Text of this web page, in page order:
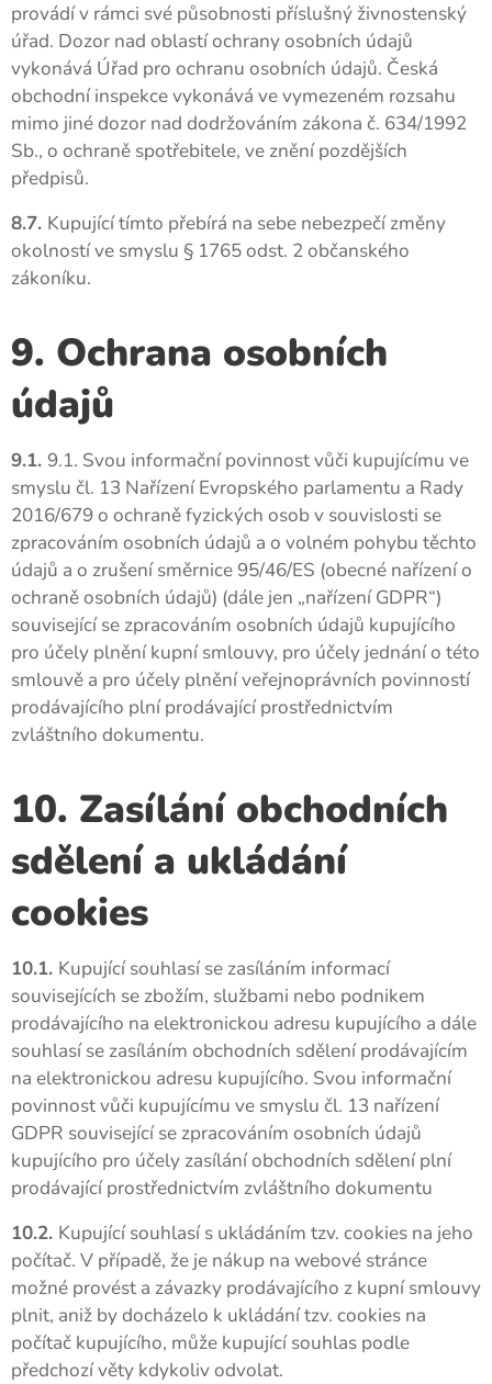
provádí v rámci své působnosti příslušný živnostenský
úřad. Dozor nad oblastí ochrany osobních údajů
vykonává Úřad pro ochranu osobních údajů. Česká
obchodní inspekce vykonává ve vymezeném rozsahu
mimo jiné dozor nad dodržováním zákona č. 634/1992
Sb., o ochraně spotřebitele, ve znění pozdějších
předpisů.
8.7. Kupující tímto přebírá na sebe nebezpečí změny
okolností ve smyslu § 1765 odst. 2 občanského
zákoníku.
9. Ochrana osobních
údajů
9.1. 9.1. Svou informační povinnost vůči kupujícímu ve
smyslu čl. 13 Nařízení Evropského parlamentu a Rady
2016/679 o ochraně fyzických osob v souvislosti se
zpracováním osobních údajů a o volném pohybu těchto
údajů a o zrušení směrnice 95/46/ES (obecné nařízení o
ochraně osobních údajů) (dále jen „nařízení GDPR“)
související se zpracováním osobních údajů kupujícího
pro účely plnění kupní smlouvy, pro účely jednání o této
smlouvě a pro účely plnění veřejnoprávních povinností
prodávajícího plní prodávající prostřednictvím
zvláštního dokumentu.
10. Zasílání obchodních
sdělení a ukládání
cookies
10.1. Kupující souhlasí se zasíláním informací
souvisejících se zbožím, službami nebo podnikem
prodávajícího na elektronickou adresu kupujícího a dále
souhlasí se zasíláním obchodních sdělení prodávajícím
na elektronickou adresu kupujícího. Svou informační
povinnost vůči kupujícímu ve smyslu čl. 13 nařízení
GDPR související se zpracováním osobních údajů
kupujícího pro účely zasílání obchodních sdělení plní
prodávající prostřednictvím zvláštního dokumentu
10.2. Kupující souhlasí s ukládáním tzv. cookies na jeho
počítač. V případě, že je nákup na webové stránce
možné provést a závazky prodávajícího z kupní smlouvy
plnit, aniž by docházelo k ukládání tzv. cookies na
počítač kupujícího, může kupující souhlas podle
předchozí věty kdykoliv odvolat.